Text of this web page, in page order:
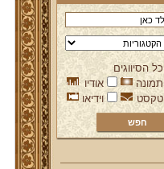
כל הסיווגים
תמונה
אודיו
טקסט
וידיאו